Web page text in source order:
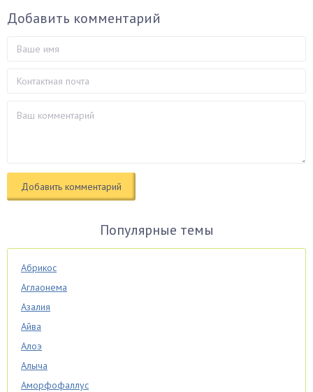
Добавить комментарий
Популярные темы
Абрикос
Аглаонема
Азалия
Айва
Алоэ
Алыча
Аморфофаллус